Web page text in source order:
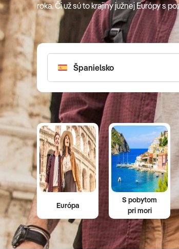
roka. Či už sú to krajiny južnej Európy s
špecialitami a vínom, alebo sever s
môžete cestovať aj za kultúrou, pozrieť
Neprehliadnite ani bohatú ponuku
Európa
S pobytom
pri mori